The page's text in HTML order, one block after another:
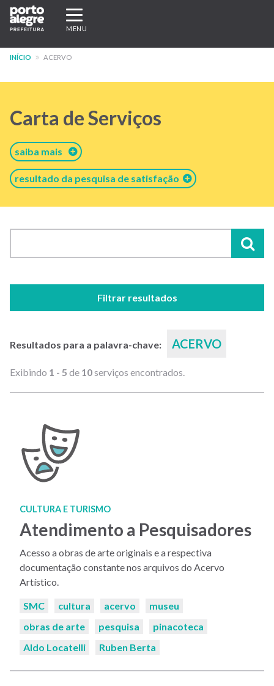
Pular
para
conteúdo
Expandir/recolher
navegação
MENU
INÍCIO ACERVO
Carta de Serviços
saiba mais
resultado da pesquisa de satisfação
Filtrar resultados
Resultados para a palavra-chave: ACERVO
Exibindo 1 - 5 de 10serviços encontrados.
CULTURA E TURISMO
Atendimento a Pesquisadores
Acesso a obras de arte originais e a respectiva
documentação constante nos arquivos do Acervo
Artístico.
Palavras-
SMC cultura acervo
museu
obras de arte
pesquisa
pinacoteca
Aldo Locatelli
Ruben Berta